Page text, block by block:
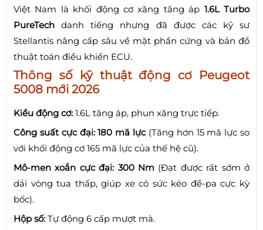
Việt Nam là khối động cơ xăng tăng áp 1.6L Turbo
PureTech danh tiếng nhưng đã được các kỹ sư
Stellantis nâng cấp sâu về mặt phần cứng và bản đồ
thuật toán điều khiển ECU.
Thông số kỹ thuật động cơ Peugeot
5008 mới 2026
Kiểu động cơ: 1.6L tăng áp, phun xăng trực tiếp.
Công suất cực đại: 180 mã lực(Tăng hơn 15 mã lực so
với khối động cơ 165 mã lực của thế hệ cũ).
Mô-men xoắn cực đại: 300 Nm (Đạt được rất sớm ở
dải vòng tua thấp, giúp xe có sức kéo đề-pa cực kỳ
bốc).
Hộp số: Tự động 6 cấp mượt mà.